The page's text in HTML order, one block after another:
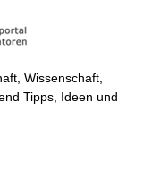
Wissenschaft,
Tipps, Ideen und